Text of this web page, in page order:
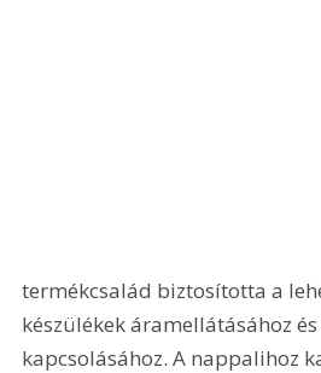
termékcsalád biztosította a
készülékek áramellátásához
kapcsolásához. A nappalihoz